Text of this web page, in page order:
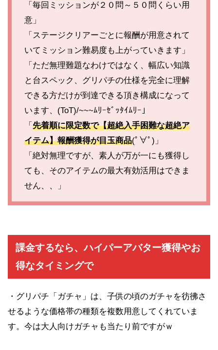
「毎回ミッションが２０問～５０問くらい用
意」
「ステージクリアーごとに報酬が用意されて
いてミッション難易度も上がっていきます」
「ただ無理難題なわけではなく、幅広い知識
と台スペック、グリパチの仕様を完全に理解
できる方だけが到達できる頂き構成になって
います、(ToT)/~~~ﾑﾘｰｾﾞｯﾀｲﾑﾘｰ」
「 先着順に限定数で【超絶入手困難な超絶ア
イテム】報酬獲得が目玉商品(ﾟ∀ﾟ)」
「絶対無理ですが、素人が万が一にも獲得し
ても、そのアイテムの最大有効活用はできま
せん、、」
課金するなら、ハイパーアバター獲得やお
得なタイミングで
・グリパチ「ガチャ」は、子供の頃のガチャを彷彿さ
せるような価格帯の種類を複数用意してくれていま
す。今は大人向けガチャも当たり前ですがｗ